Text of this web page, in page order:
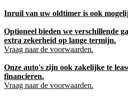
Inruil van uw oldtimer is ook
Optioneel bieden we verschillende
extra zekerheid op lange termijn.
Vraag naar de voorwaarden.
Onze auto's zijn ook zakelijke te
financieren.
Vraag naar de voorwaarden.